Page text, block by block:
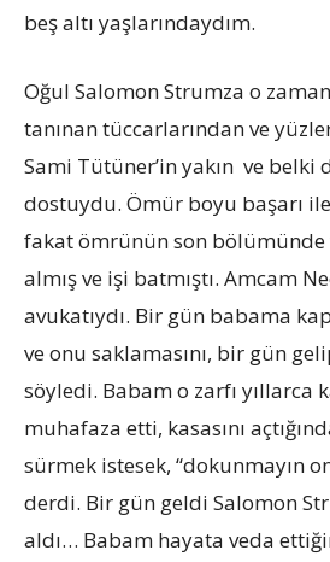
beş altı yaşlarındaydım.
Oğul Salomon Strumza o
tanınan tüccarlarından ve
Sami Tütüner’in yakın ve belki
dostuydu. Ömür boyu başarı
fakat ömrünün son bölümünde
almış ve işi batmıştı. Amcam
avukatıydı. Bir gün babama
ve onu saklamasını, bir gün
söyledi. Babam o zarfı yıllarca
muhafaza etti, kasasını
sürmek istesek, “dokunmayın
derdi. Bir gün geldi Salomon
aldı… Babam hayata veda